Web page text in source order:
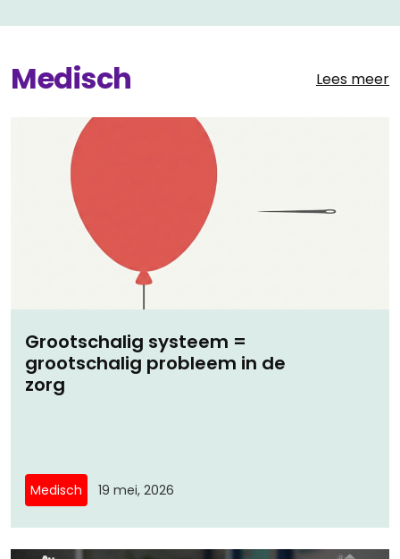
Medisch Lees meer
Grootschalig systeem =
grootschalig probleem in de
zorg
Medisch 19 mei, 2026